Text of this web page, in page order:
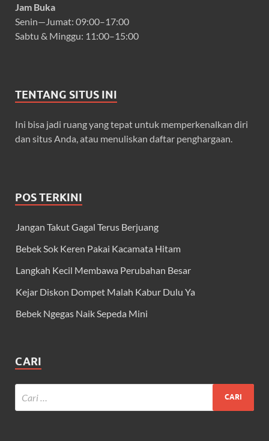
Jam Buka
Senin—Jumat: 09:00–17:00
Sabtu & Minggu: 11:00–15:00
TENTANG SITUS INI
Ini bisa jadi ruang yang tepat untuk memperkenalkan diri
dan situs Anda, atau menuliskan daftar penghargaan.
POS TERKINI
Jangan Takut Gagal Terus Berjuang
Bebek Sok Keren Pakai Kacamata Hitam
Langkah Kecil Membawa Perubahan Besar
Kejar Diskon Dompet Malah Kabur Dulu Ya
Bebek Ngegas Naik Sepeda Mini
CARI